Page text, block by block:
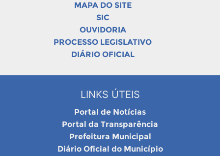
MAPA DO SITE
SIC
OUVIDORIA
PROCESSO LEGISLATIVO
DIÁRIO OFICIAL
LINKS ÚTEIS
Portal de Notícias
Portal da Transparência
Prefeitura Municipal
Diário Oficial do Município